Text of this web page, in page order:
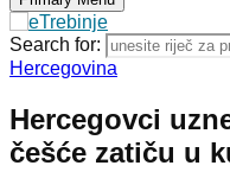
Search for:
Hercegovina
Hercegovci
češće zatiču u